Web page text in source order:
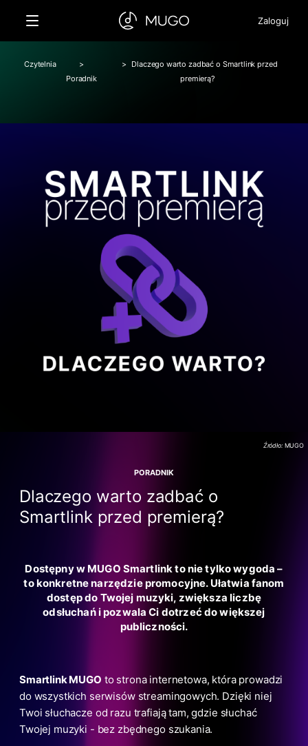
Zaloguj
Czytelnia
>
Poradnik
>
Dlaczego warto zadbać o Smartlink przed
premierą?
Źródło:MUGO
PORADNIK
Dlaczego warto zadbać o
Smartlink przed premierą?
Dostępny w MUGO Smartlink to nie tylko wygoda –
to konkretne narzędzie promocyjne. Ułatwia fanom
dostęp do Twojej muzyki, zwiększa liczbę
odsłuchań i pozwala Ci dotrzeć do większej
publiczności.
Smartlink MUGO to strona internetowa, która prowadzi
do wszystkich serwisów streamingowych. Dzięki niej
Twoi słuchacze od razu trafiają tam, gdzie słuchać
Twojej muzyki - bez zbędnego szukania.